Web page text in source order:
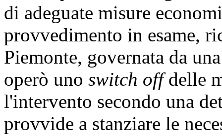
di adeguate misure
provvedimento in esame,
Piemonte, governata da
operò uno switch offdelle
l'intervento secondo una
provvide a stanziare le